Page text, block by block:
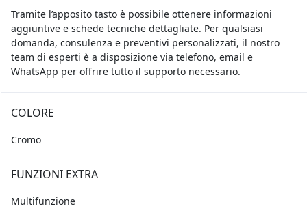
Tramite l’apposito tasto è possibile ottenere informazioni
aggiuntive e schede tecniche dettagliate. Per qualsiasi
domanda, consulenza e preventivi personalizzati, il nostro
team di esperti è a disposizione via telefono, email e
WhatsApp per offrire tutto il supporto necessario.
COLORE
Cromo
FUNZIONI EXTRA
Multifunzione